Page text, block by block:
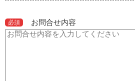
必須 お問合せ内容